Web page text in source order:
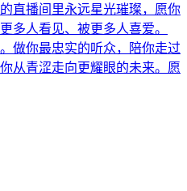
直播间里永远星光璀璨，愿你
多人看见、被更多人喜爱。
做你最忠实的听众，陪你走过
从青涩走向更耀眼的未来。愿